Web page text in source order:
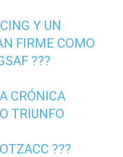
Y UN
FIRME COMO
???
CRÓNICA
TRIUNFO
???